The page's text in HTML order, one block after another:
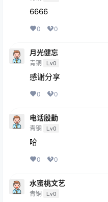
6666
0 0
月光健忘
青铜 Lv0
感谢分享
0 0
电话殷勤
青铜 Lv0
哈
0 0
水蜜桃文艺
青铜 Lv0